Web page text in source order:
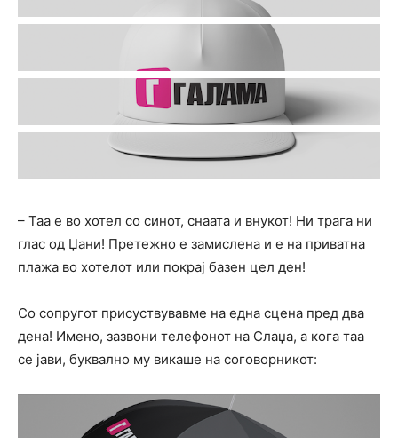
– Таа е во хотел со синот, снаата и внукот! Ни трага ни
глас од Џани! Претежно е замислена и е на приватна
плажа во хотелот или покрај базен цел ден!
Со сопругот присуствувавме на една сцена пред два
дена! Имено, зазвони телефонот на Слаџа, а кога таа
се јави, буквално му викаше на соговорникот: